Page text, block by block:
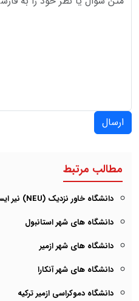
ارسال
مطالب مرتبط
دانشگاه خاور نزدیک (NEU) نیر ایست
دانشگاه های شهر استانبول
دانشگاه های شهر ازمیر
دانشگاه های شهر آنکارا
دانشگاه دموکراسی ازمیر ترکیه